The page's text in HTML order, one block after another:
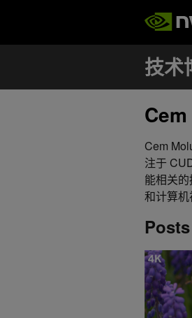
Cem
Cem
注于
能相关
和计算机